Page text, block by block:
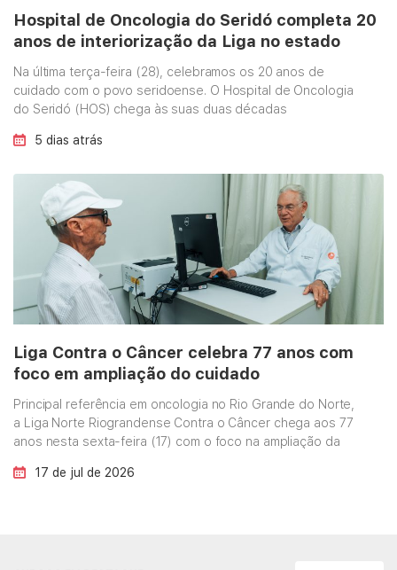
Hospital de Oncologia do Seridó completa 20
anos de interiorização da Liga no estado
Na última terça-feira (28), celebramos os 20 anos de
cuidado com o povo seridoense. O Hospital de Oncologia
do Seridó (HOS) chega às suas duas décadas
tratamento oncológico no Rio Grande do Norte. As
colaboradores, parceiros e convidados da Liga. Foi uma …
Continued
5 dias atrás
Liga Contra o Câncer celebra 77 anos com
foco em ampliação do cuidado
Principal referência em oncologia no Rio Grande do Norte,
a Liga Norte Riograndense Contra o Câncer chega aos 77
anos nesta sexta-feira (17) com o foco na ampliação da
pessoas. Ao longo de quase oito décadas, a instituição
17 de jul de 2026